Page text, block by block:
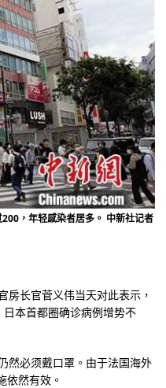
，年轻感染者居多。 中新社记者
房长官菅义伟当天对此表示，
本首都圈确诊病例增势不
然必须戴口罩。由于法国海外
依然有效。